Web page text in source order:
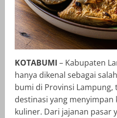
KOTABUMI – Kabupaten
hanya dikenal sebagai
bumi di Provinsi Lampung,
destinasi yang menyimpan
kuliner. Dari jajanan pasar